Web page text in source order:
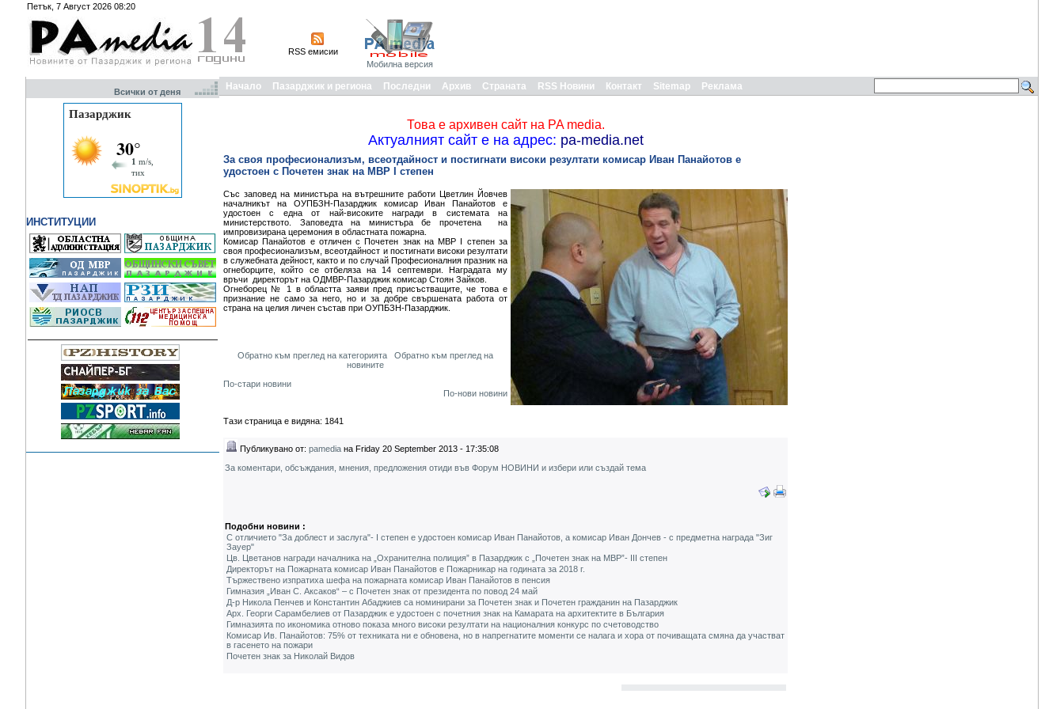
Петък, 7 Август 2026 08:20
RSS емисии
Мобилна версия
Всички от деня
ИНСТИТУЦИИ
Начало Пазарджик и региона Последни Архив Страната RSS Новини Контакт Sitemap Реклама
Това е архивен сайт на PA media.
Актуалният сайт е на адрес: pa-media.net
За своя професионализъм, всеотдайност и постигнати високи резултати комисар Иван Панайотов е
удостоен с Почетен знак на МВР І степен
Със заповед на министъра на вътрешните работи Цветлин Йовчев
началникът на ОУПБЗН-Пазарджик комисар Иван Панайотов е
удостоен с една от най-високите награди в системата на
министерството. Заповедта на министъра бе прочетена на
импровизирана церемония в областната пожарна.
Комисар Панайотов е отличен с Почетен знак на МВР І степен за
своя професионализъм, всеотдайност и постигнати високи резултати
в служебната дейност, както и по случай Професионалния празник на
огнеборците, който се отбеляза на 14 септември. Наградата му
връчи директорът на ОДМВР-Пазарджик комисар Стоян Зайков.
Огнеборец № 1 в областта заяви пред присъстващите, че това е
признание не само за него, но и за добре свършената работа от
страна на целия личен състав при ОУПБЗН-Пазарджик.
Обратно към преглед на категорията
Обратно към преглед на
новините
По-стари новини
По-нови новини
Тази страница е видяна: 1841
Публикувано от: pamedia на Friday 20 September 2013 - 17:35:08
За коментари, обсъждания, мнения, предложения отиди във Форум НОВИНИ и избери или създай тема
Подобни новини :
С отличието "За доблест и заслуга"- І степен е удостоен комисар Иван Панайотов, а комисар Иван Дончев - с предметна награда "Зиг
Зауер"
Цв. Цветанов награди началника на „Охранителна полиция” в Пазарджик с „Почетен знак на МВР”- ІІІ степен
Директорът на Пожарната комисар Иван Панайотов е Пожарникар на годината за 2018 г.
Тържествено изпратиха шефа на пожарната комисар Иван Панайотов в пенсия
Гимназия „Иван С. Аксаков“ – с Почетен знак от президента по повод 24 май
Д-р Никола Пенчев и Константин Абаджиев са номинирани за Почетен знак и Почетен гражданин на Пазарджик
Арх. Георги Сарамбелиев от Пазарджик e удостоен с почетния знак на Камарата на архитектите в България
Гимназията по икономика отново показа много високи резултати на националния конкурс по счетоводство
Комисар Ив. Панайотов: 75% от техниката ни е обновена, но в напрегнатите моменти се налага и хора от почиващата смяна да участват
в гасенето на пожари
Почетен знак за Николай Видов